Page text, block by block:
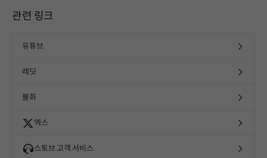
관련 링크
유튜브
레딧
불화
엑스
스토브 고객 서비스